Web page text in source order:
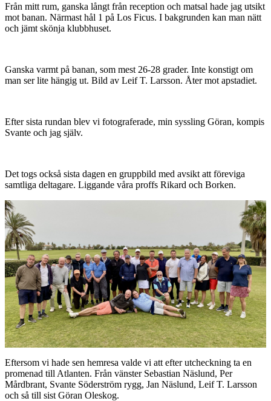
Från mitt rum, ganska långt från reception och matsal hade jag utsikt
mot banan. Närmast hål 1 på Los Ficus. I bakgrunden kan man nätt
och jämt skönja klubbhuset.
Ganska varmt på banan, som mest 26-28 grader. Inte konstigt om
man ser lite hängig ut. Bild av Leif T. Larsson. Åter mot apstadiet.
Efter sista rundan blev vi fotograferade, min syssling Göran, kompis
Svante och jag själv.
Det togs också sista dagen en gruppbild med avsikt att föreviga
samtliga deltagare. Liggande våra proffs Rikard och Borken.
Eftersom vi hade sen hemresa valde vi att efter utcheckning ta en
promenad till Atlanten. Från vänster Sebastian Näslund, Per
Mårdbrant, Svante Söderström rygg, Jan Näslund, Leif T. Larsson
och så till sist Göran Oleskog.